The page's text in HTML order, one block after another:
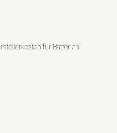
für Batterien